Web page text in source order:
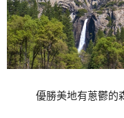
優勝美地有蔥鬱的